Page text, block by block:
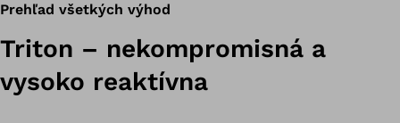
Prehľad všetkých výhod
Triton – nekompromisná a
vysoko reaktívna